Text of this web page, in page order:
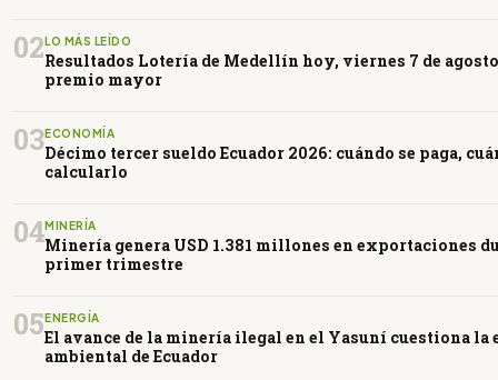
02 LO MÁS LEÍDO
Resultados Lotería de Medellín hoy, viernes 7 de
premio mayor
03ECONOMÍA
Décimo tercer sueldo Ecuador 2026: cuándo se paga,
calcularlo
04MINERÍA
Minería genera USD 1.381 millones en exportaciones
primer trimestre
05 ENERGÍA
El avance de la minería ilegal en el Yasuní cuestiona la
ambiental de Ecuador